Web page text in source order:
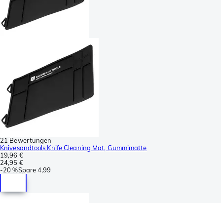
21 Bewertungen
Knivesandtools Knife Cleaning Mat, Gummimatte
19,96 €
24,95 €
-20 %Spare4,99